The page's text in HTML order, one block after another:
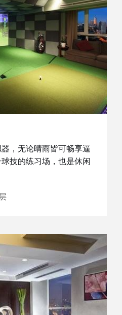
，无论晴雨皆可畅享逼
技的练习场，也是休闲